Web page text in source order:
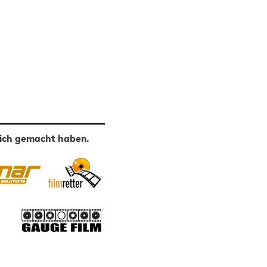
gemacht haben.